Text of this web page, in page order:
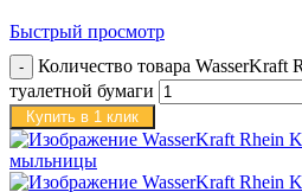
Быстрый просмотр
Количество товара WasserKraft
туалетной бумаги
Купить в 1 клик